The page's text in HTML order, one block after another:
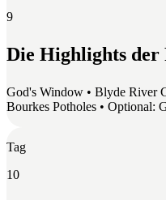
9
Die Highlights der
God's Window • Blyde River
Bourkes Potholes • Optional:
Tag
10